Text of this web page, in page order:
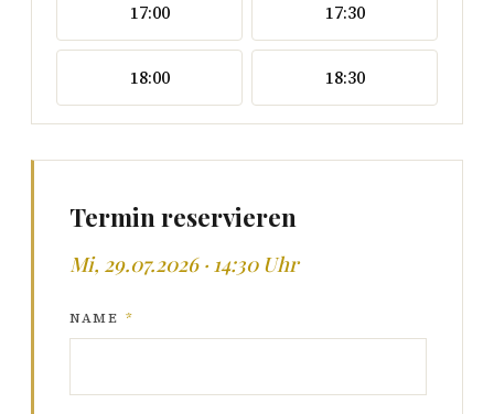
17:00 17:30
18:00 18:30
Termin reservieren
Mi, 29.07.2026 · 14:30 Uhr
NAME *